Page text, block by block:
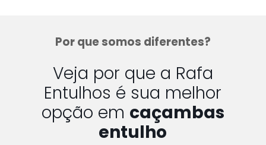
Por que somos diferentes?
Veja por que a Rafa
Entulhos é sua melhor
opção em caçambas
entulho